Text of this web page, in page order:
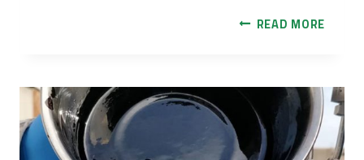
READ MORE إعادة
معادن
مهمة